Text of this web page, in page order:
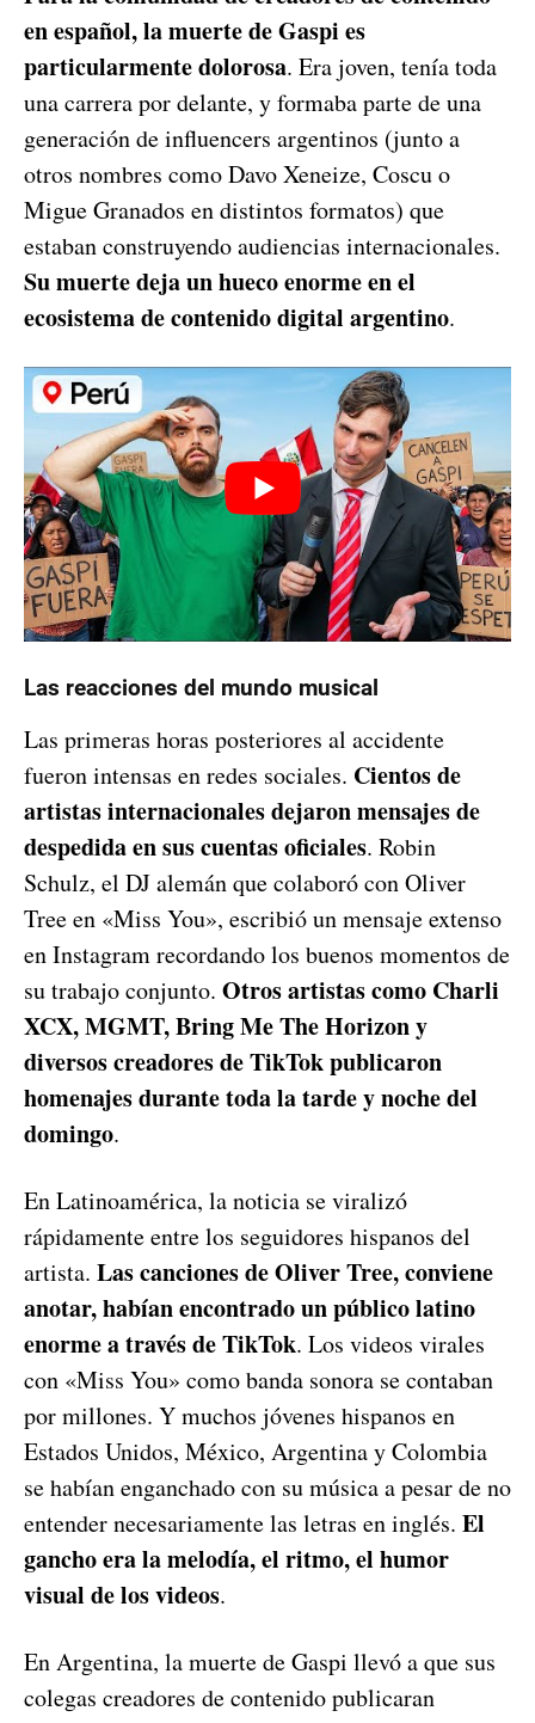
en español, la muerte de Gaspi es
particularmente dolorosa. Era joven, tenía toda
una carrera por delante, y formaba parte de una
generación de influencers argentinos (junto a
otros nombres como Davo Xeneize, Coscu o
Migue Granados en distintos formatos) que
estaban construyendo audiencias internacionales.
Su muerte deja un hueco enorme en el
ecosistema de contenido digital argentino.
Las reacciones del mundo musical
Las primeras horas posteriores al accidente
fueron intensas en redes sociales. Cientos de
artistas internacionales dejaron mensajes de
despedida en sus cuentas oficiales. Robin
Schulz, el DJ alemán que colaboró con Oliver
Tree en «Miss You», escribió un mensaje extenso
en Instagram recordando los buenos momentos de
su trabajo conjunto. Otros artistas como Charli
XCX, MGMT, Bring Me The Horizon y
diversos creadores de TikTok publicaron
homenajes durante toda la tarde y noche del
domingo.
En Latinoamérica, la noticia se viralizó
rápidamente entre los seguidores hispanos del
artista. Las canciones de Oliver Tree, conviene
anotar, habían encontrado un público latino
enorme a través de TikTok. Los videos virales
con «Miss You» como banda sonora se contaban
por millones. Y muchos jóvenes hispanos en
Estados Unidos, México, Argentina y Colombia
se habían enganchado con su música a pesar de no
entender necesariamente las letras en inglés. El
gancho era la melodía, el ritmo, el humor
visual de los videos.
En Argentina, la muerte de Gaspi llevó a que sus
colegas creadores de contenido publicaran